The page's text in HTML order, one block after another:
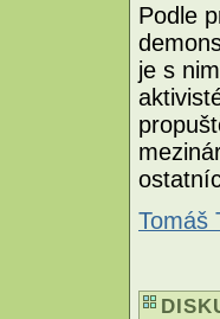
Podle
je s
Tomáš